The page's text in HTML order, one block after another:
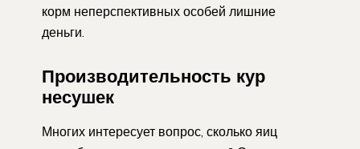
корм неперспективных особей лишние
деньги.
Производительность кур
несушек
Многих интересует вопрос, сколько яиц